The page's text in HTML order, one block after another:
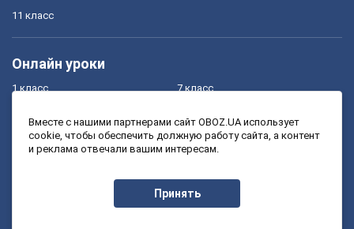
11 класс
Онлайн уроки
1 класс
3 класс
7 класс
9 класс
Вместе с нашими партнерами сайт OBOZ.UA использует
cookie, чтобы обеспечить должную работу сайта, а контент
и реклама отвечали вашим интересам.
Принять